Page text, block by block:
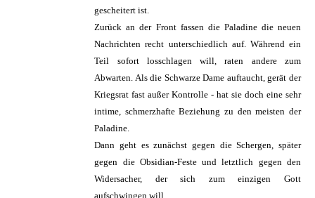
gescheitert ist.
Zurück an der Front fassen die Paladine die neuen
Nachrichten recht unterschiedlich auf. Während ein
Teil sofort losschlagen will, raten andere zum
Abwarten. Als die Schwarze Dame auftaucht, gerät der
Kriegsrat fast außer Kontrolle - hat sie doch eine sehr
intime, schmerzhafte Beziehung zu den meisten der
Paladine.
Dann geht es zunächst gegen die Schergen, später
gegen die Obsidian-Feste und letztlich gegen den
Widersacher, der sich zum einzigen Gott
aufschwingen will.